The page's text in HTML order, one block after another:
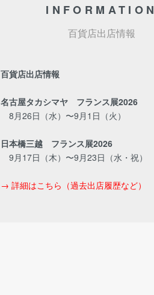
INFORMATION
百貨店出店情報
百貨店出店情報
名古屋タカシマヤ フランス展2026
8月26日（水）〜9月1日（火）
日本橋三越 フランス展2026
9月17日（木）〜9月23日（水・祝）
→ 詳細はこちら（過去出店履歴など）